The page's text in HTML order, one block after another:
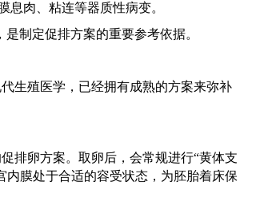
肉、粘连等器质性病变。
制定促排方案的重要参考依据。
生殖医学，已经拥有成熟的方案来弥补
排卵方案。取卵后，会常规进行“黄体支
内膜处于合适的容受状态，为胚胎着床保